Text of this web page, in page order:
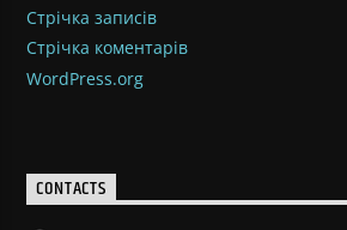
Стрічка записів
Стрічка коментарів
WordPress.org
CONTACTS